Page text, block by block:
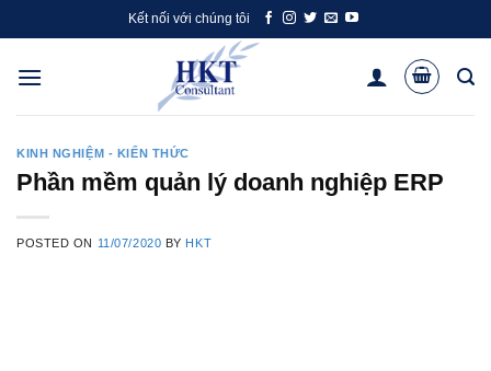
to
content
Kết nối với chúng tôi
KINH NGHIỆM - KIẾN THỨC
Phần mềm quản lý doanh nghiệp ERP
POSTED ON 11/07/2020 BY HKT